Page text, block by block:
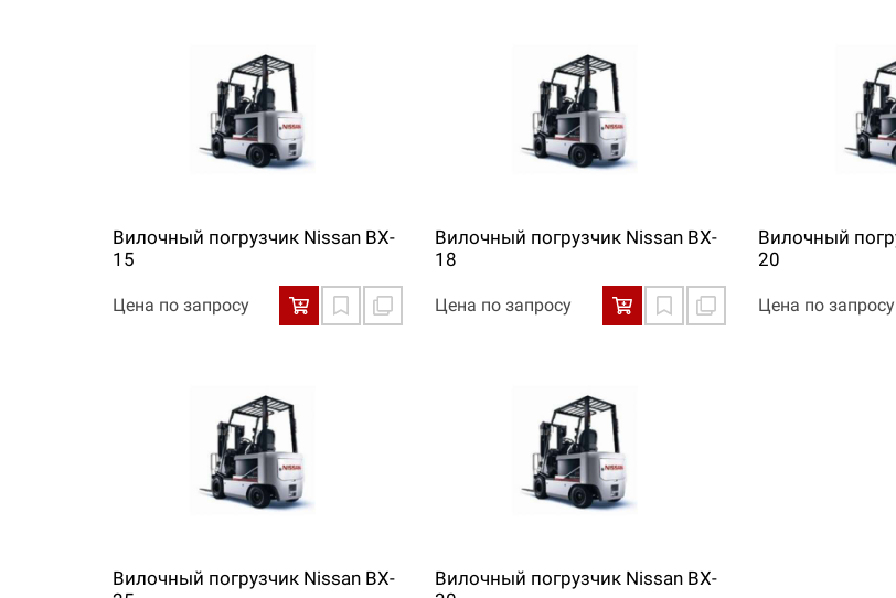
Вилочный погрузчик Nissan BX-
15
Цена по запросу
Вилочный погрузчик Nissan BX-
18
Цена по запросу
Вилочный
20
Цена по запросу
Вилочный погрузчик Nissan BX-
Вилочный погрузчик Nissan BX-